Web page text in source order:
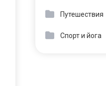
Путешествия
Спорт и йога